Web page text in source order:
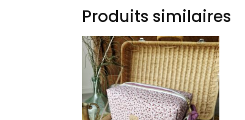
Produits similaires